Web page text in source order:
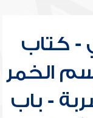
- كتاب
الخمر
- باب